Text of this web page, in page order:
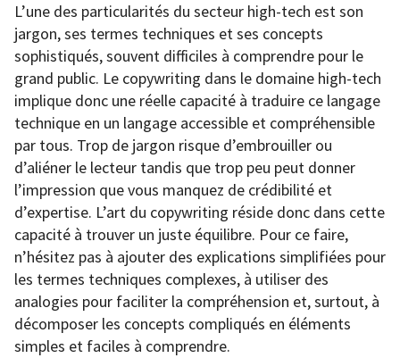
L’une des particularités du secteur high-tech est son
jargon, ses termes techniques et ses concepts
sophistiqués, souvent difficiles à comprendre pour le
grand public. Le copywriting dans le domaine high-tech
implique donc une réelle capacité à traduire ce langage
technique en un langage accessible et compréhensible
par tous. Trop de jargon risque d’embrouiller ou
d’aliéner le lecteur tandis que trop peu peut donner
l’impression que vous manquez de crédibilité et
d’expertise. L’art du copywriting réside donc dans cette
capacité à trouver un juste équilibre. Pour ce faire,
n’hésitez pas à ajouter des explications simplifiées pour
les termes techniques complexes, à utiliser des
analogies pour faciliter la compréhension et, surtout, à
décomposer les concepts compliqués en éléments
simples et faciles à comprendre.